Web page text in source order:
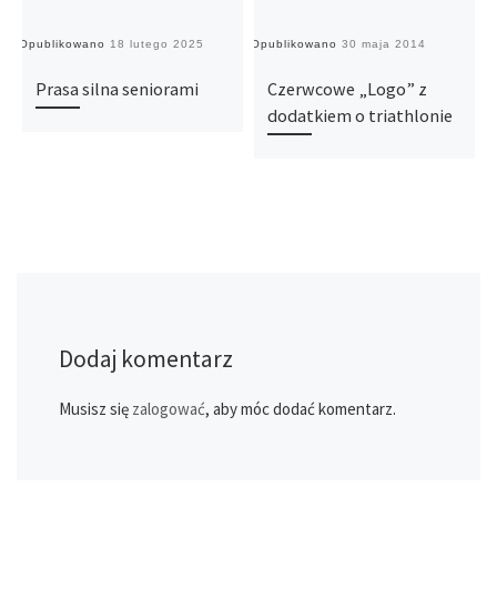
Opublikowano 18 lutego 2025
Prasa silna seniorami
Opublikowano 30 maja 2014
Czerwcowe „Logo” z
dodatkiem o triathlonie
Dodaj komentarz
Musisz się zalogować, aby móc dodać komentarz.